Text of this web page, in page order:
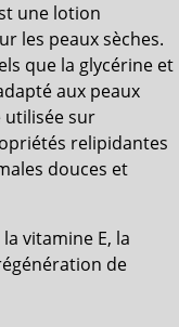
une lotion
les peaux sèches.
que la glycérine et
aux peaux
utilisée sur
relipidantes
douces et
vitamine E, la
de